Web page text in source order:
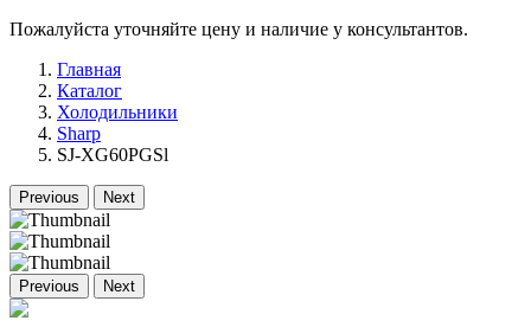
Пожалуйста уточняйте цену и наличие у консультантов.
Главная
Каталог
Холодильники
Sharp
SJ-XG60PGSl
Previous Next
Previous Next